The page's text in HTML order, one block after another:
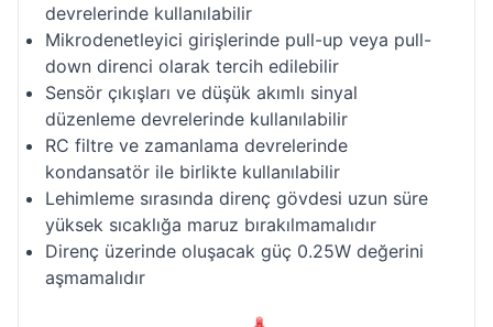
devrelerinde kullanılabilir
Mikrodenetleyici girişlerinde pull-up veya pull-
down direnci olarak tercih edilebilir
Sensör çıkışları ve düşük akımlı sinyal
düzenleme devrelerinde kullanılabilir
RC filtre ve zamanlama devrelerinde
kondansatör ile birlikte kullanılabilir
Lehimleme sırasında direnç gövdesi uzun süre
yüksek sıcaklığa maruz bırakılmamalıdır
Direnç üzerinde oluşacak güç 0.25W değerini
aşmamalıdır